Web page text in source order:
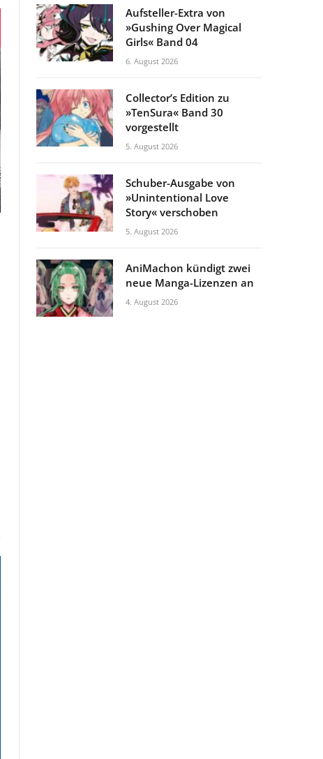
Aufsteller-Extra von
»Gushing Over Magical
Girls« Band 04
6. August 2026
Collector’s Edition zu
»TenSura« Band 30
vorgestellt
5. August 2026
Schuber-Ausgabe von
»Unintentional Love
Story« verschoben
5. August 2026
AniMachon kündigt zwei
neue Manga-Lizenzen an
4. August 2026